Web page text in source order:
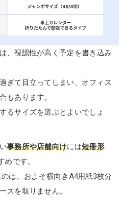
は、視認性が高く予定を書き込み
ぎて目立ってしまい、オフィス
もあります。
るサイズを選ぶとよいでしょ
事務所や店舗向けには短冊形
めです。
は、およそ横向きA4用紙3枚分
スを取りません。